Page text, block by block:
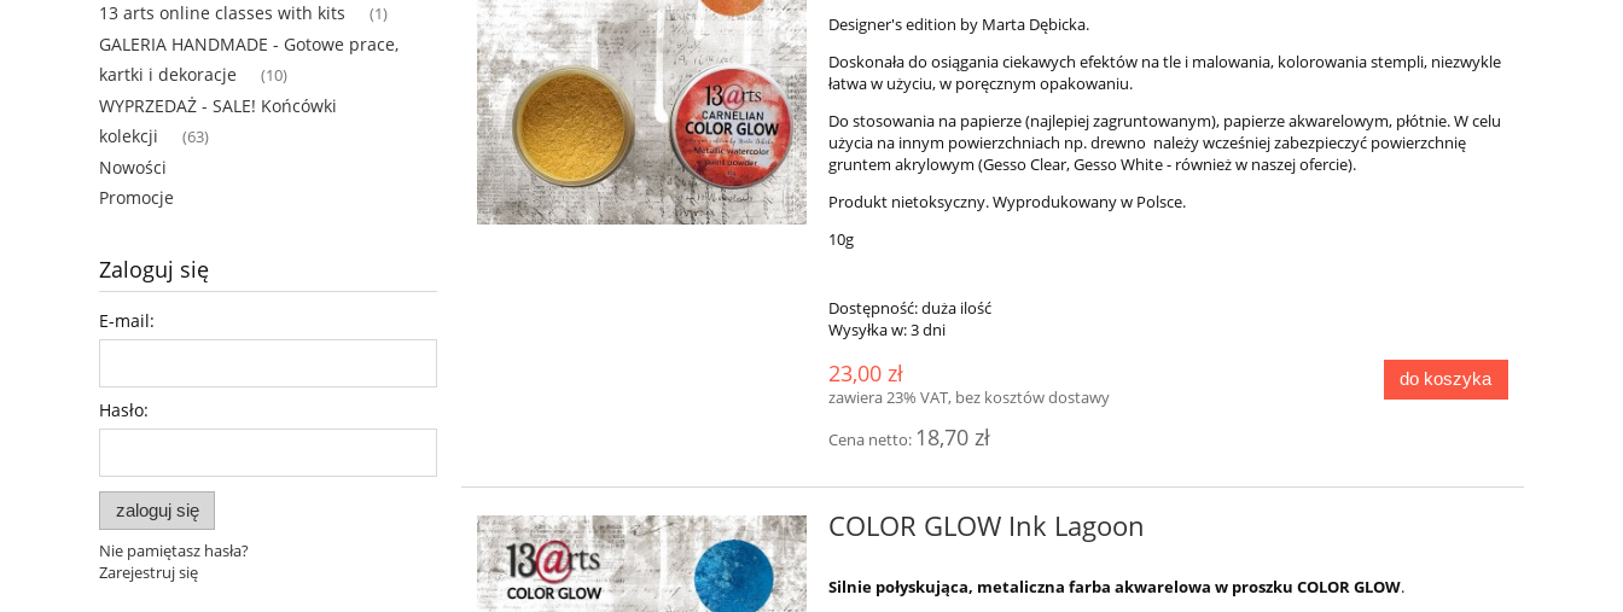
13 arts online classes with kits (1)
GALERIA HANDMADE - Gotowe prace,
kartki i dekoracje
(10)
WYPRZEDAŻ - SALE! Końcówki
kolekcji
(63)
Nowości
Promocje
Zaloguj się
E-mail:
Hasło:
zaloguj się
Nie pamiętasz hasła?
Zarejestruj się
Designer's edition by Marta Dębicka.
Doskonała do osiągania ciekawych efektów na tle i malowania, kolorowania stempli, niezwykle
łatwa w użyciu, w poręcznym opakowaniu.
Do stosowania na papierze (najlepiej zagruntowanym), papierze akwarelowym, płótnie. W celu
użycia na innym powierzchniach np. drewno należy wcześniej zabezpieczyć powierzchnię
gruntem akrylowym (Gesso Clear, Gesso White - również w naszej ofercie).
Produkt nietoksyczny. Wyprodukowany w Polsce.
10g
Dostępność:duża ilość
Wysyłka w:3 dni
23,00 zł
zawiera 23% VAT, bez kosztów dostawy
Cena netto: 18,70 zł
do koszyka
COLOR GLOW Ink Lagoon
Silnie połyskująca, metaliczna farba akwarelowa w proszku COLOR GLOW.